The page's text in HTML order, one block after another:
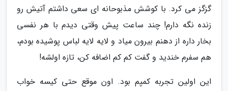
گزگز می کرد. با کوشش مذبوحانه ای سعی داشتم آتیش رو
زنده نگه دارم! چند ساعت پیش وقتی دیدم با هر نفسی
بخار داره از دهنم بیرون میاد و لایه لایه لباس پوشیده بودم،
هم سفرم خندید و گفت کم کم اضافه کن، تازه اولشه!
این اولین تجربه کمپم بود. اون موقع حتی کیسه خواب